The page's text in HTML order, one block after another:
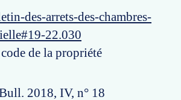
des-arrets-des-chambres-
22.030
de la propriété
2018, IV, n° 18